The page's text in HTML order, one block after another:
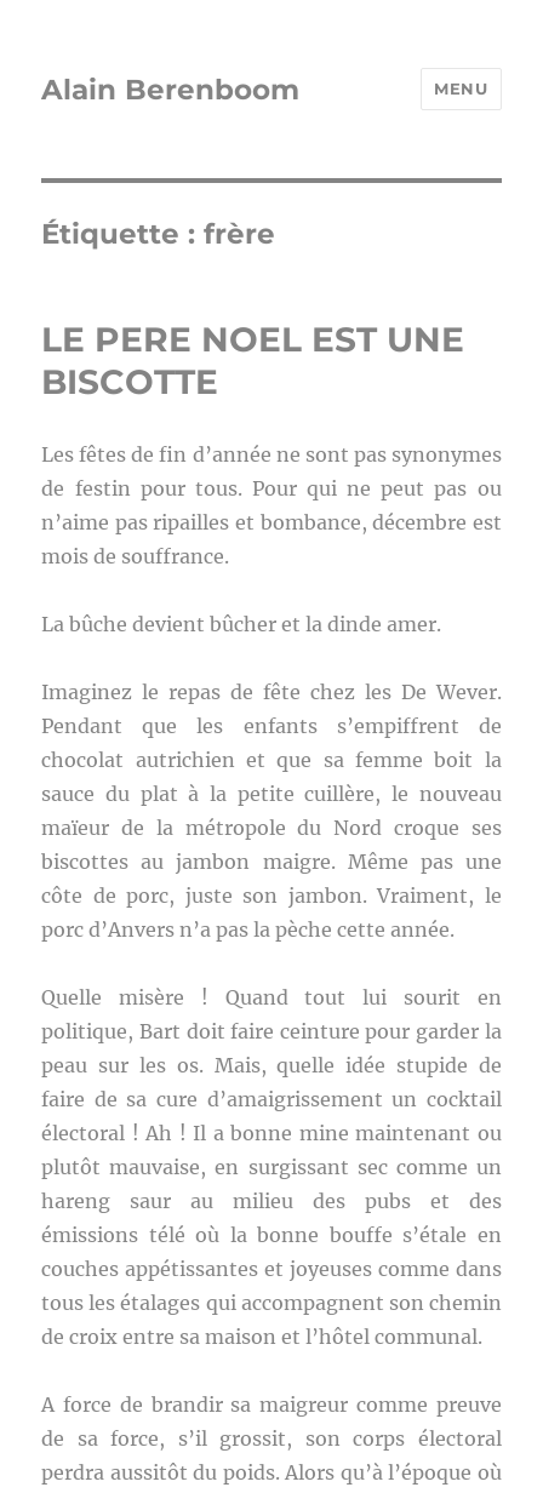
Alain Berenboom MENU
Étiquette :frère
LE PERE NOEL EST UNE
BISCOTTE
Les fêtes de fin d’année ne sont pas synonymes
de festin pour tous. Pour qui ne peut pas ou
n’aime pas ripailles et bombance, décembre est
mois de souffrance.
La bûche devient bûcher et la dinde amer.
Imaginez le repas de fête chez les De Wever.
Pendant que les enfants s’empiffrent de
chocolat autrichien et que sa femme boit la
sauce du plat à la petite cuillère, le nouveau
maïeur de la métropole du Nord croque ses
biscottes au jambon maigre. Même pas une
côte de porc, juste son jambon. Vraiment, le
porc d’Anvers n’a pas la pèche cette année.
Quelle misère ! Quand tout lui sourit en
politique, Bart doit faire ceinture pour garder la
peau sur les os. Mais, quelle idée stupide de
faire de sa cure d’amaigrissement un cocktail
électoral ! Ah ! Il a bonne mine maintenant ou
plutôt mauvaise, en surgissant sec comme un
hareng saur au milieu des pubs et des
émissions télé où la bonne bouffe s’étale en
couches appétissantes et joyeuses comme dans
tous les étalages qui accompagnent son chemin
de croix entre sa maison et l’hôtel communal.
A force de brandir sa maigreur comme preuve
de sa force, s’il grossit, son corps électoral
perdra aussitôt du poids. Alors qu’à l’époque où